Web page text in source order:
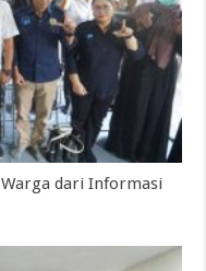
dari Informasi